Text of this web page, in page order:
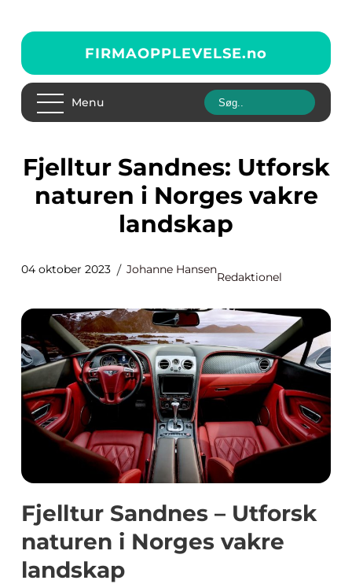
FIRMAOPPLEVELSE.no
Menu
Fjelltur Sandnes: Utforsk
naturen i Norges vakre
landskap
04 oktober 2023 Johanne Hansen
Redaktionel
Fjelltur Sandnes – Utforsk
naturen i Norges vakre
landskap